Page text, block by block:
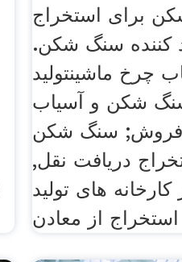
برای استخراج
کننده سنگ شکن.
چرخ ماشینتولید
شکن و آسیاب
فروش; سنگ شکن
دریافت نقل,
کارخانه های تولید